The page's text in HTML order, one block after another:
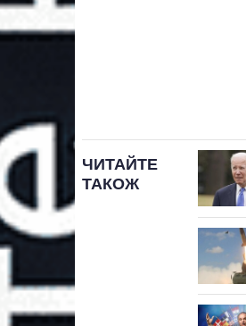
ЧИТАЙТЕ
ТАКОЖ